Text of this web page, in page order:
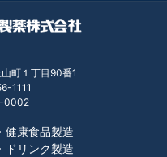
町１丁目90番1
1111
0002
健康食品製造
ドリンク製造